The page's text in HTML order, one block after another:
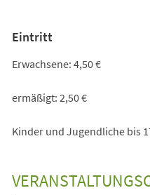
Eintritt
Erwachsene: 4,50 €
ermäßigt: 2,50 €
Kinder und Jugendliche bis